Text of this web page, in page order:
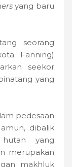
yang baru
seorang
Fanning)
seekor
yang
pedesaan
dibalik
yang
merupakan
makhluk